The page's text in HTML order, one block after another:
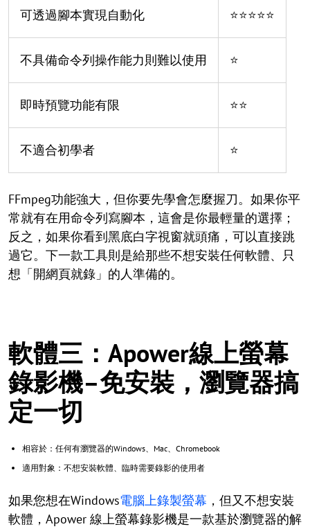
可透過腳本實現自動化 ⭐⭐⭐⭐⭐
不具備命令列操作能力則難以使用 ⭐
即時預覽功能有限 ⭐⭐
不適合初學者 ⭐
FFmpeg功能強大，但你要先學會怎麼握刀。如果你平
常就有在用命令列寫腳本，這會是你最輕量的選擇；
反之，如果你看到黑底白字視窗就頭痛，可以直接跳
過它。下一款工具則是給那些不想安裝任何軟體、只
想「開網頁就錄」的人準備的。
軟體三：Apower線上螢幕
錄影機–免安裝，瀏覽器搞
定一切
相容於：任何有瀏覽器的Windows、Mac、Chromebook
適用對象：不想安裝軟體、臨時需要錄影的使用者
如果您想在Windows電腦上錄製螢幕 ，但又不想安裝
軟體，Apower 線上螢幕錄影機是一款基於瀏覽器的解